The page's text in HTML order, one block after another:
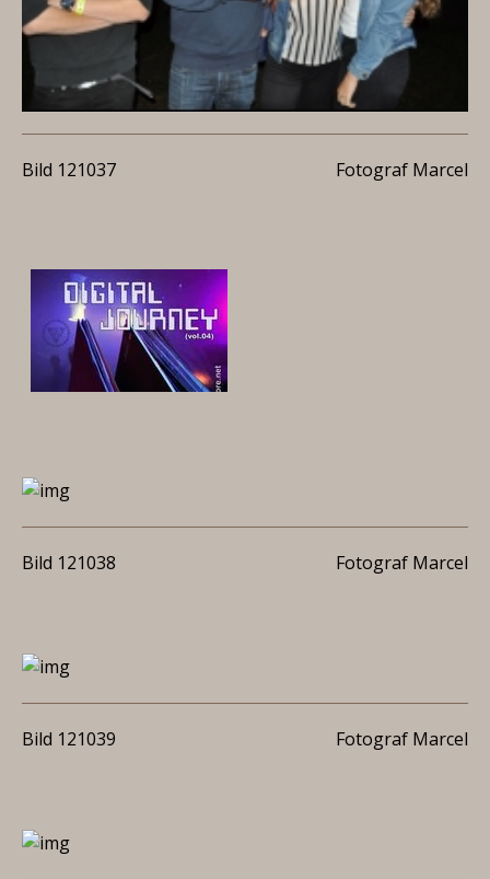
Bild 121037 Fotograf Marcel
Bild 121038 Fotograf Marcel
Bild 121039 Fotograf Marcel